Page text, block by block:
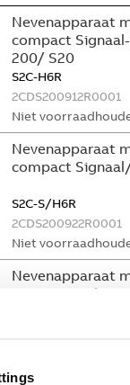
Nevenapparaat
compact
200/ S20
S2C-H6R
2CDS200912R0001
Niet
Nevenapparaat
compact
S2C-S/H6R
2CDS200922R0001
Niet
Nevenapparaat
compact